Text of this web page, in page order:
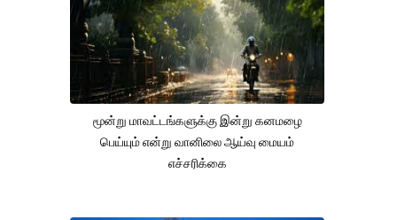
மூன்று மாவட்டங்களுக்கு இன்று கனமழை
பெய்யும் என்று வானிலை ஆய்வு மையம்
எச்சரிக்கை